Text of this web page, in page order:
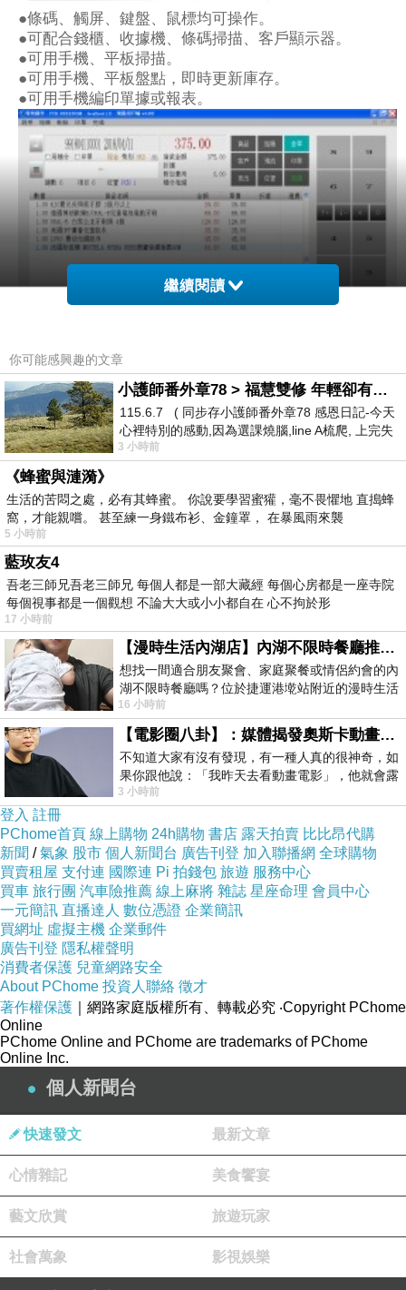
●條碼、觸屏、鍵盤、鼠標均可操作。
●可配合錢櫃、收據機、條碼掃描、客戶顯示器。
●可用手機、平板掃描。
●可用手機、平板盤點，即時更新庫存。
●可用手機編印單據或報表。
免費下載使用： Windows/Android/iOS
繼續閱讀
你可能感興趣的文章
小護師番外章78 > 福慧雙修 年輕卻有個老靈魂 ㄑ金剛經〉podcast
115.6.7 ( 同步存小護師番外章78 感恩日記-今天
心裡特別的感動,因為選課燒腦,line A梳爬, 上完失
智課的她,特來傾
3 小時前
《蜂蜜與漣漪》
生活的苦悶之處，必有其蜂蜜。 你說要學習蜜獾，毫不畏懼地 直搗蜂
窩，才能親嚐。 甚至練一身鐵布衫、金鐘罩， 在暴風雨來襲
5 小時前
藍玫友4
吾老三師兄吾老三師兄 每個人都是一部大藏經 每個心房都是一座寺院
每個視事都是一個觀想 不論大大或小小都自在 心不拘於形
17 小時前
【漫時生活內湖店】內湖不限時餐廳推薦｜捷運港墘站美食，聚餐、約會、家庭聚會首選，正餐甜點一次滿足
想找一間適合朋友聚會、家庭聚餐或情侶約會的內
湖不限時餐廳嗎？位於捷運港墘站附近的漫時生活
內湖店，從捷運站步行約4分鐘即可抵
16 小時前
【電影圈八卦】：媒體揭發奧斯卡動畫項目投票醜聞！好萊塢為什麼看不起動畫電影？
不知道大家有沒有發現，有一種人真的很神奇，如
果你跟他說：「我昨天去看動畫電影」，他就會露
出一種慈祥的微笑，然後問你是不是陪小
3 小時前
登入 註冊
PChome首頁 線上購物 24h購物 書店 露天拍賣 比比昂代購
新聞 /氣象 股市 個人新聞台 廣告刊登 加入聯播網 全球購物
買賣租屋 支付連 國際連 Pi 拍錢包 旅遊 服務中心
買車 旅行團 汽車險推薦 線上麻將 雜誌 星座命理 會員中心
一元簡訊 直播達人 數位憑證 企業簡訊
買網址 虛擬主機 企業郵件
廣告刊登 隱私權聲明
消費者保護 兒童網路安全
About PChome 投資人聯絡 徵才
著作權保護 ｜網路家庭版權所有、轉載必究 ‧Copyright PChome
Online
PChome Online and PChome are trademarks of PChome
Online Inc.
個人新聞台
快速發文 最新文章
心情雜記 美食饗宴
藝文欣賞 旅遊玩家
社會萬象 影視娛樂